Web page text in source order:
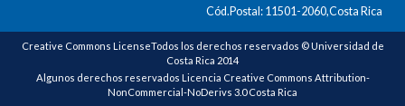
Cód.Postal: 11501-2060,Costa Rica
Creative Commons LicenseTodos los derechos reservados © Universidad de
Costa Rica 2014
Algunos derechos reservados Licencia Creative Commons Attribution-
NonCommercial-NoDerivs 3.0 Costa Rica